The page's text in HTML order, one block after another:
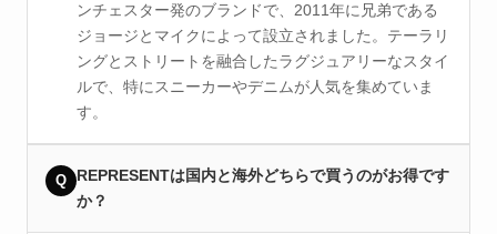
ンチェスター発のブランドで、2011年に兄弟である
ジョージとマイクによって設立されました。テーラリ
ングとストリートを融合したラグジュアリーなスタイ
ルで、特にスニーカーやデニムが人気を集めていま
す。
Q
REPRESENTは国内と海外どちらで買うのがお得です
か？